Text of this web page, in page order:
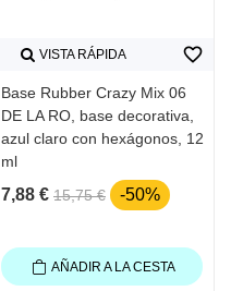
VISTA RÁPIDA
Base Rubber Crazy Mix 06
DE LA RO, base decorativa,
azul claro con hexágonos, 12
ml
7,88 € 15,75 € -50%
favorite_border
AÑADIR A LA CESTA